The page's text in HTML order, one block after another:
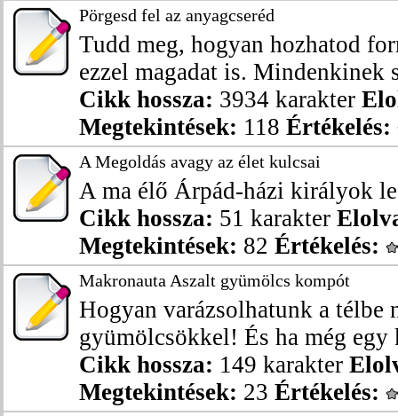
Pörgesd fel az anyagcseréd
Tudd meg, hogyan hozhatod
ezzel magadat is. Mindenkinek
Cikk hossza: 3934 karakter
Megtekintések: 118 Értékelés:
A Megoldás avagy az élet kulcsai
A ma élő Árpád-házi királyok
Cikk hossza: 51 karakter
Megtekintések: 82 Értékelés:
Makronauta Aszalt gyümölcs kompót
Hogyan varázsolhatunk a télbe
gyümölcsökkel! És ha még
Cikk hossza: 149 karakter
Megtekintések: 23 Értékelés: